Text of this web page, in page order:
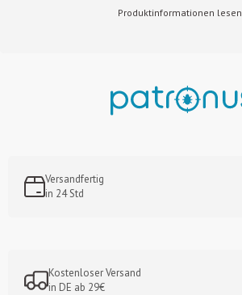
Versandfertig
in 24 Std
Kostenloser Versand
in DE ab 29€
Produktinformationen lesen.